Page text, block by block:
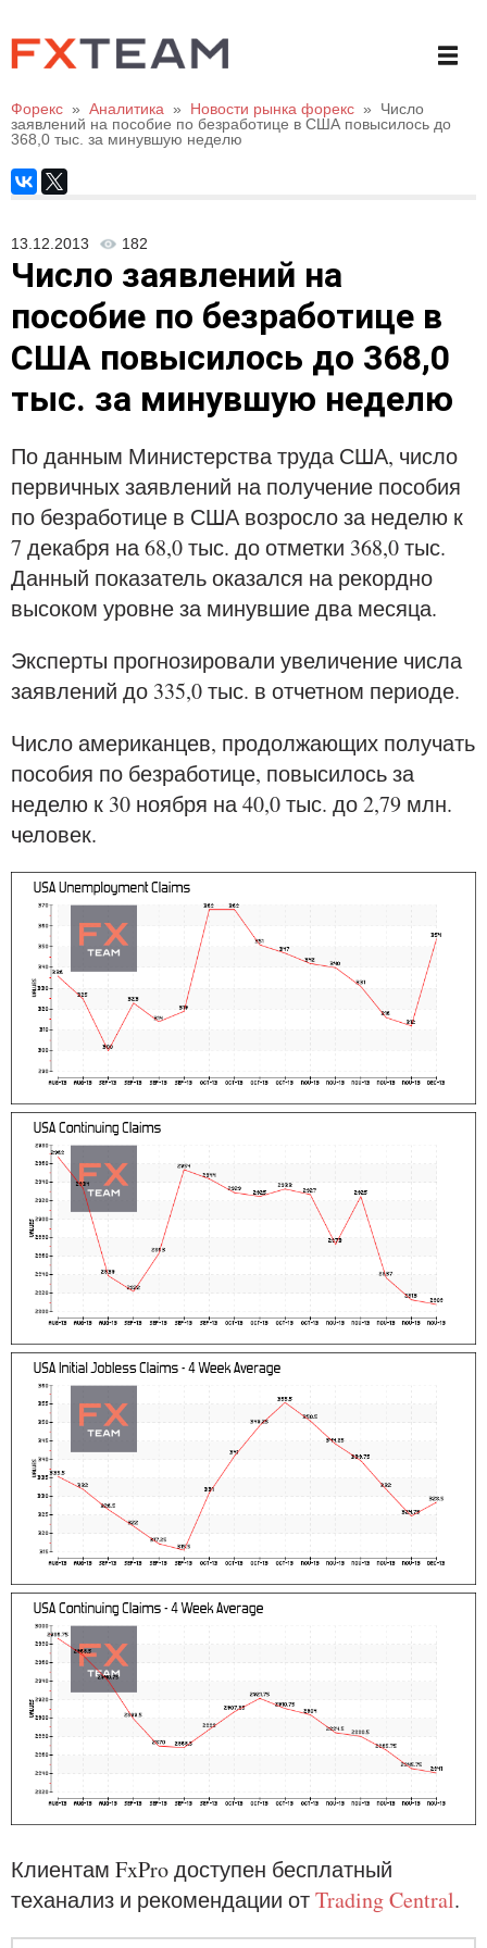
Форекс » Аналитика » Новости рынка форекс »
Число
заявлений на пособие по безработице в США повысилось до
368,0 тыс. за минувшую неделю
13.12.2013 182
Число заявлений на
пособие по безработице в
США повысилось до 368,0
тыс. за минувшую неделю
По данным Министерства труда США, число
первичных заявлений на получение пособия
по безработице в США возросло за неделю к
7 декабря на 68,0 тыс. до отметки 368,0 тыс.
Данный показатель оказался на рекордно
высоком уровне за минувшие два месяца.
Эксперты прогнозировали увеличение числа
заявлений до 335,0 тыс. в отчетном периоде.
Число американцев, продолжающих получать
пособия по безработице, повысилось за
неделю к 30 ноября на 40,0 тыс. до 2,79 млн.
человек.
Клиентам FxPro доступен бесплатный
теханализ и рекомендации отTrading Central.